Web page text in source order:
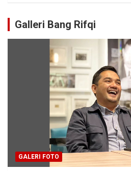
Galleri Bang Rifqi
GALERI FOTO